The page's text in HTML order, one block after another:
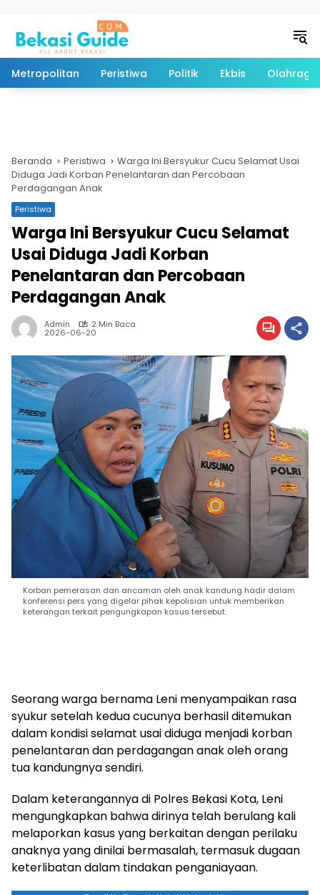
Metropolitan Peristiwa Politik Ekbis Olahraga
Beranda Peristiwa
Warga Ini Bersyukur Cucu Selamat Usai
Diduga Jadi Korban Penelantaran dan Percobaan
Perdagangan Anak
Peristiwa
Warga Ini Bersyukur Cucu Selamat
Usai Diduga Jadi Korban
Penelantaran dan Percobaan
Perdagangan Anak
Admin 2 Min Baca
2026-06-20
Korban pemerasan dan ancaman oleh anak kandung hadir dalam
konferensi pers yang digelar pihak kepolisian untuk memberikan
keterangan terkait pengungkapan kasus tersebut.
Seorang warga bernama Leni menyampaikan rasa
syukur setelah kedua cucunya berhasil ditemukan
dalam kondisi selamat usai diduga menjadi korban
penelantaran dan perdagangan anak oleh orang
tua kandungnya sendiri.
Dalam keterangannya di Polres Bekasi Kota, Leni
mengungkapkan bahwa dirinya telah berulang kali
melaporkan kasus yang berkaitan dengan perilaku
anaknya yang dinilai bermasalah, termasuk dugaan
keterlibatan dalam tindakan penganiayaan.